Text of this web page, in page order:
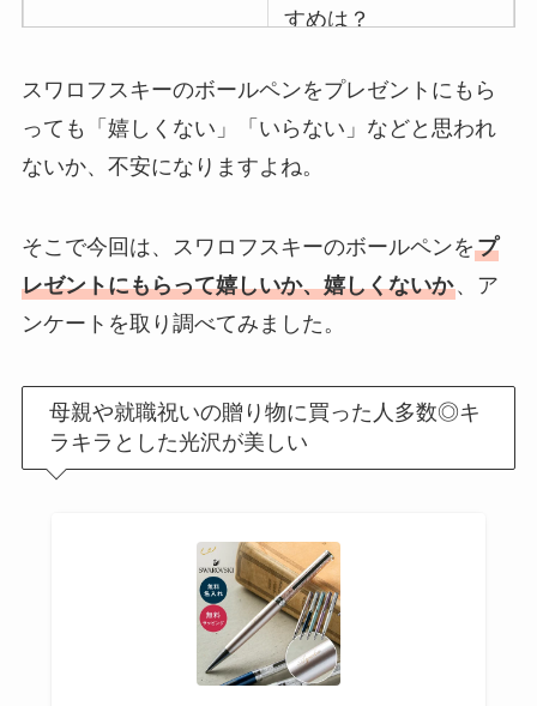
すめは？
ントは嬉しくないし
いらない？男性女性
100人に聞いてみた
トは嬉しくない？重
いしもらってもいら
ないのか調査！
ハンカチ•ハンドタオ
ルのプレゼントは嬉
しくない
ボールペンのプレゼ
ントは嬉しくない
男女のブランドや名
入れはどうする？
スワロフスキーのボールペンをプレゼントにもら
っても「嬉しくない」「いらない」などと思われ
ないか、不安になりますよね。
そこで今回は、スワロフスキーのボールペンをプ
レゼントにもらって嬉しいか、嬉しくないか、ア
ンケートを取り調べてみました。
母親や就職祝いの贈り物に買った人多数◎キ
ラキラとした光沢が美しい